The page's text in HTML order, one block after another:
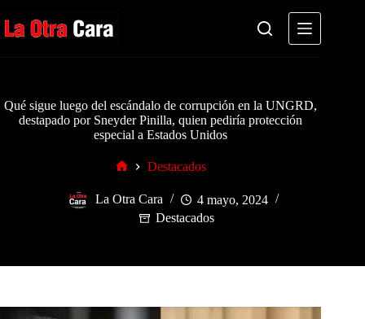
al
contenido
Qué sigue luego del escándalo de corrupción en la UNGRD,
destapado por Sneyder Pinilla, quien pediría protección
especial a Estados Unidos
Destacados
La Otra Cara
4 mayo, 2024
Destacados